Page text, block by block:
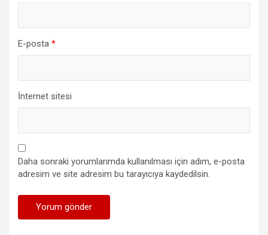
E-posta *
İnternet sitesi
Daha sonraki yorumlarımda kullanılması için adım, e-posta
adresim ve site adresim bu tarayıcıya kaydedilsin.